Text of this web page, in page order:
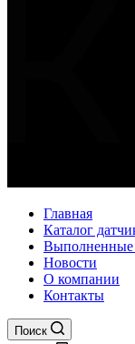
Главная
Каталог
Выполненные
Новости
О компании
Контакты
Поиск